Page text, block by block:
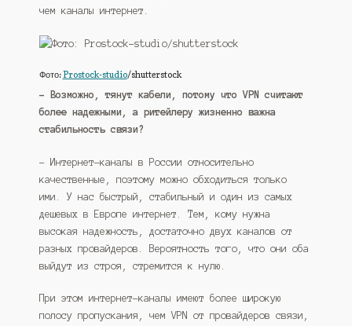
чем каналы интернет.
Фото:Prostock-studio/shutterstock
– Возможно, тянут кабели, потому что VPN считают
более надежными, а ритейлеру жизненно важна
стабильность связи?
– Интернет-каналы в России относительно
качественные, поэтому можно обходиться только
ими. У нас быстрый, стабильный и один из самых
дешевых в Европе интернет. Тем, кому нужна
высокая надежность, достаточно двух каналов от
разных провайдеров. Вероятность того, что они оба
выйдут из строя, стремится к нулю.
При этом интернет-каналы имеют более широкую
полосу пропускания, чем VPN от провайдеров связи,